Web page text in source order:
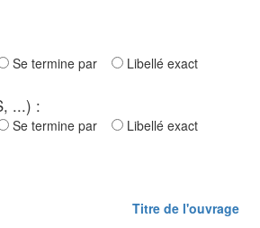
Se termine par Libellé exact
...) :
Se termine par Libellé exact
Titre de l'ouvrage